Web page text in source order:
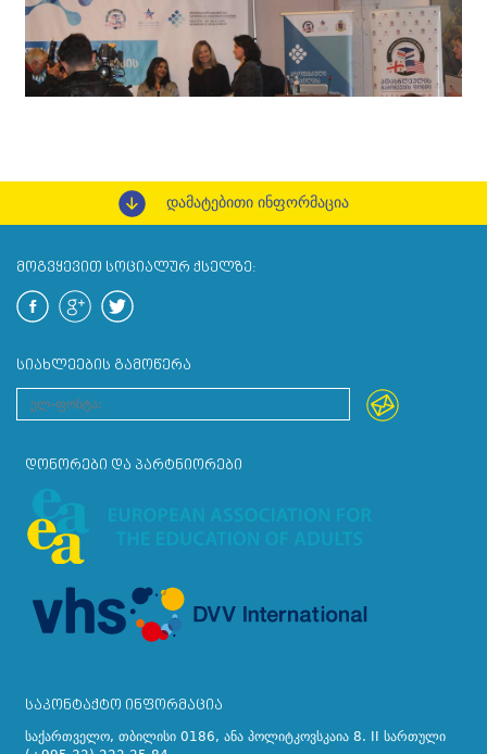
დამატებითი ინფორმაცია
ᲛᲝᲒᲕᲧᲔᲕᲘᲗ ᲡᲝᲪᲘᲐᲚᲣᲠ ᲥᲡᲔᲚᲖᲔ:
ᲡᲘᲐᲮᲚᲔᲔᲑᲘᲡ ᲒᲐᲛᲝᲬᲔᲠᲐ
ᲓᲝᲜᲝᲠᲔᲑᲘ ᲓᲐ ᲞᲐᲠᲢᲜᲘᲝᲠᲔᲑᲘ
ᲡᲐᲙᲝᲜᲢᲐᲥᲢᲝ ᲘᲜᲤᲝᲠᲛᲐᲪᲘᲐ
საქართველო, თბილისი 0186, ანა პოლიტკოვსკაია 8. II სართული